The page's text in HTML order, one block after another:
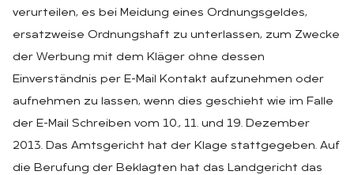
verurteilen, es bei Meidung eines Ordnungsgeldes,
ersatzweise Ordnungshaft zu unterlassen, zum Zwecke
der Werbung mit dem Kläger ohne dessen
Einverständnis per E-Mail Kontakt aufzunehmen oder
aufnehmen zu lassen, wenn dies geschieht wie im Falle
der E-Mail Schreiben vom 10., 11. und 19. Dezember
2013. Das Amtsgericht hat der Klage stattgegeben. Auf
die Berufung der Beklagten hat das Landgericht das